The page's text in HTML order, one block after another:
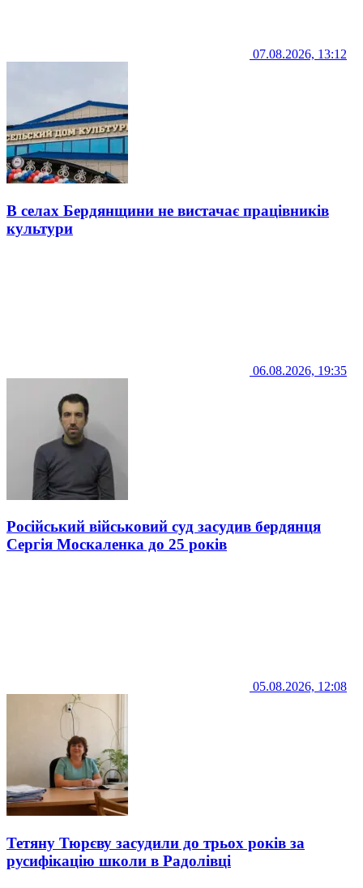
07.08.2026, 13:12
В селах Бердянщини не вистачає працівників
культури
06.08.2026, 19:35
Російський військовий суд засудив бердянця
Сергія Москаленка до 25 років
05.08.2026, 12:08
Тетяну Тюрєву засудили до трьох років за
русифікацію школи в Радолівці